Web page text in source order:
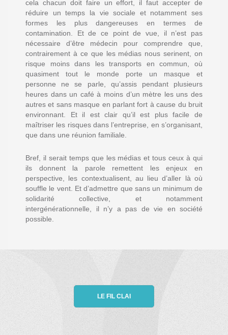
cela chacun doit faire un effort, il faut accepter de
réduire un temps la vie sociale et notamment ses
formes les plus dangereuses en termes de
contamination. Et de ce point de vue, il n’est pas
nécessaire d’être médecin pour comprendre que,
contrairement à ce que les médias nous serinent, on
risque moins dans les transports en commun, où
quasiment tout le monde porte un masque et
personne ne se parle, qu’assis pendant plusieurs
heures dans un café à moins d’un mètre les uns des
autres et sans masque en parlant fort à cause du bruit
environnant. Et il est clair qu’il est plus facile de
maîtriser les risques dans l’entreprise, en s’organisant,
que dans une réunion familiale.
Bref, il serait temps que les médias et tous ceux à qui
ils donnent la parole remettent les enjeux en
perspective, les contextualisent, au lieu d’aller là où
souffle le vent. Et d’admettre que sans un minimum de
solidarité collective, et notamment
intergénérationnelle, il n’y a pas de vie en société
possible.
LE FIL CLAI